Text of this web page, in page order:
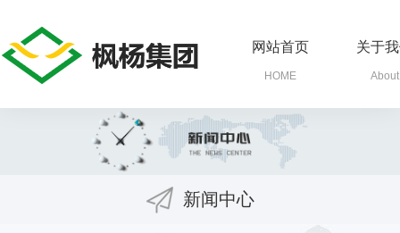
网站首页
HOME
关于
About
新闻中心